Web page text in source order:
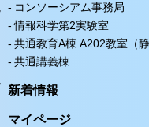
コンソーシアム事務局
情報科学第2実験室
共通教育A棟 A202教室（
共通講義棟
新着情報
マイページ